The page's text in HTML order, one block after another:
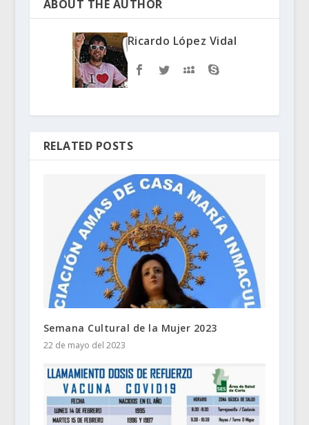
ABOUT THE AUTHOR
Ricardo López Vidal
RELATED POSTS
Semana Cultural de la Mujer 2023
22 de mayo del 2023